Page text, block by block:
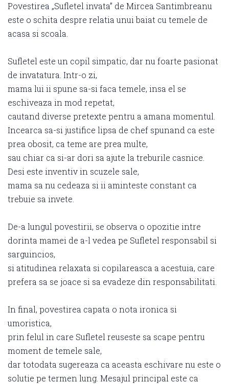
Povestirea „Sufletel invata” de Mircea Santimbreanu
este o schita despre relatia unui baiat cu temele de
acasa si scoala.
Sufletel este un copil simpatic, dar nu foarte pasionat
de invatatura. Intr-o zi,
mama lui ii spune sa-si faca temele, insa el se
eschiveaza in mod repetat,
cautand diverse pretexte pentru a amana momentul.
Incearca sa-si justifice lipsa de chef spunand ca este
prea obosit, ca teme are prea multe,
sau chiar ca si-ar dori sa ajute la treburile casnice.
Desi este inventiv in scuzele sale,
mama sa nu cedeaza si ii aminteste constant ca
trebuie sa invete.
De-a lungul povestirii, se observa o opozitie intre
dorinta mamei de a-l vedea pe Sufletel responsabil si
sarguincios,
si atitudinea relaxata si copilareasca a acestuia, care
prefera sa se joace si sa evadeze din responsabilitati.
In final, povestirea capata o nota ironica si
umoristica,
prin felul in care Sufletel reuseste sa scape pentru
moment de temele sale,
dar totodata sugereaza ca aceasta eschivare nu este o
solutie pe termen lung. Mesajul principal este ca